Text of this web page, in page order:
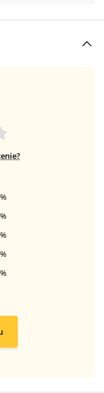
%
%
%
%
%